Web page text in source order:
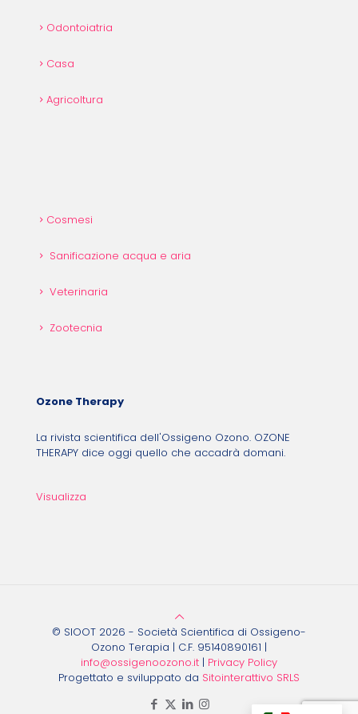
Odontoiatria
Casa
Agricoltura
Cosmesi
Sanificazione acqua e aria
Veterinaria
Zootecnia
Ozone Therapy
La rivista scientifica dell'Ossigeno Ozono. OZONE
THERAPY dice oggi quello che accadrà domani.
Visualizza
© SIOOT 2026 - Società Scientifica di Ossigeno-
Ozono Terapia | C.F. 95140890161 |
info@ossigenoozono.it | Privacy Policy
Progettato e sviluppato da Sitointerattivo SRLS